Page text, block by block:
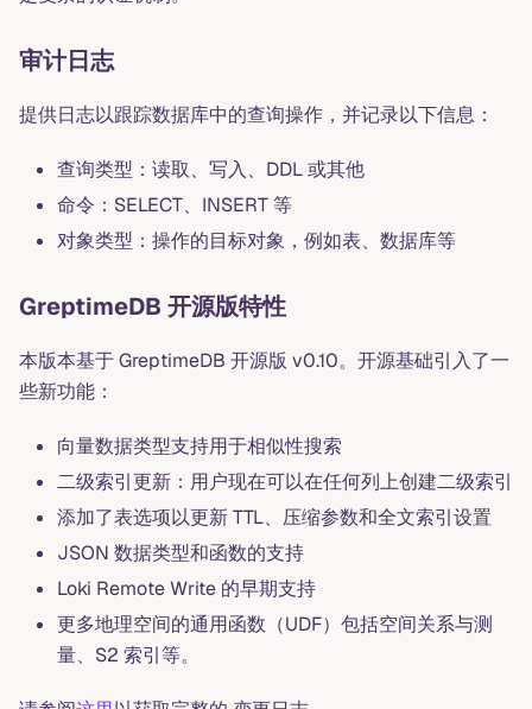
审计日志
提供日志以跟踪数据库中的查询操作，并记录以下信息：
查询类型：读取、写入、DDL 或其他
命令：SELECT、INSERT 等
对象类型：操作的目标对象，例如表、数据库等
GreptimeDB 开源版特性
本版本基于 GreptimeDB 开源版 v0.10。开源基础引入了一
些新功能：
向量数据类型支持用于相似性搜索
二级索引更新：用户现在可以在任何列上创建二级索引
添加了表选项以更新 TTL、压缩参数和全文索引设置
JSON 数据类型和函数的支持
Loki Remote Write 的早期支持
更多地理空间的通用函数（UDF）包括空间关系与测
量、S2 索引等。